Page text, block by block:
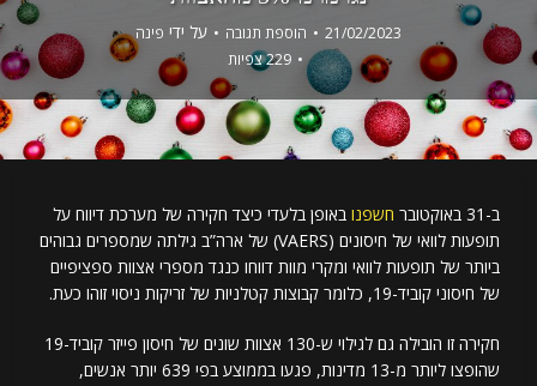
21/02/2023 הוספת תגובה על ידי פינה
229 צפיות
ב-31 באוקטובר חשפנו באופן בלעדי כיצד חקירה של מערכת דיווח על
תופעות לוואי של חיסונים (VAERS) של ארה”ב גילתה שמספרים גבוהים
ביותר של תופעות לוואי ומקרי מוות דווחו כנגד מספרי אצוות ספציפיים
של חיסוני קוביד-19, כלומר קבוצות קטלניות של זריקות ניסוי זוהו כעת.
חקירה זו הובילה גם לגילוי ש-130 אצוות שונים של חיסון פייזר קוביד-19
שהופצו ליותר מ-13 מדינות, פגעו בממוצע בפי 639 יותר אנשים,